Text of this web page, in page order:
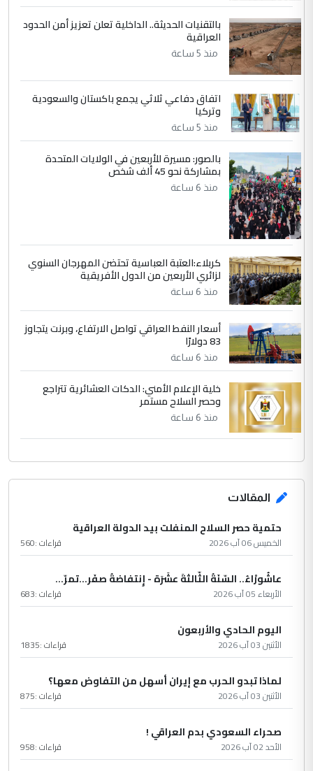
جنسية الرافد الثالث للعراق ومن اصول عريقة
ابا فرات ...
الموضوع :
الجواهري يرد على صدام حسين سل
مضجعيك يابن الزنا (نص كامل)
5 سردار
التعليق : واحد من عصابة علي ماما يسقط
جنسية الرافد الثالث للعراق ومن اصول عريقة
ابا فرات ...
الموضوع :
الجواهري يرد على صدام حسين سل
مضجعيك يابن الزنا (نص كامل)
بالتقنيات الحديثة.. الداخلية تعلن تعزيز أمن الحدود
العراقية
منذ 5 ساعة
اتفاق دفاعي ثلاثي يجمع باكستان والسعودية
وتركيا
منذ 5 ساعة
بالصور: مسيرة للأربعين في الولايات المتحدة
بمشاركة نحو 45 ألف شخص
منذ 6 ساعة
كربلاء:العتبة العباسية تحتضن المهرجان السنوي
لزائري الأربعين من الدول الأفريقية
منذ 6 ساعة
أسعار النفط العراقي تواصل الارتفاع، وبرنت يتجاوز
83 دولارًا
منذ 6 ساعة
خلية الإعلام الأمني: الدكات العشائرية تتراجع
وحصر السلاح مستمر
منذ 6 ساعة
المقالات
حتمية حصر السلاح المنفلت بيد الدولة العراقية
الخميس 06 آب 2026 قراءات :560
عاشُورْاءُ.. السّنَةُ الثّالثةَ عشَرَة - إِنتفاضةُ صفَر…تمرّ...
الأربعاء 05 آب 2026 قراءات :683
اليوم الحادي والأربعون
الأثنين 03 آب 2026 قراءات :1835
لماذا تبدو الحرب مع إيران أسهل من التفاوض معها؟
الأثنين 03 آب 2026 قراءات :875
صحراء السعودي بدم العراقي !
الأحد 02 آب 2026 قراءات :958